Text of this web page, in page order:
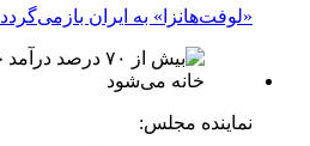
«لوفت‌هانزا» به ایران بازمی‌گردد
نماینده مجلس: